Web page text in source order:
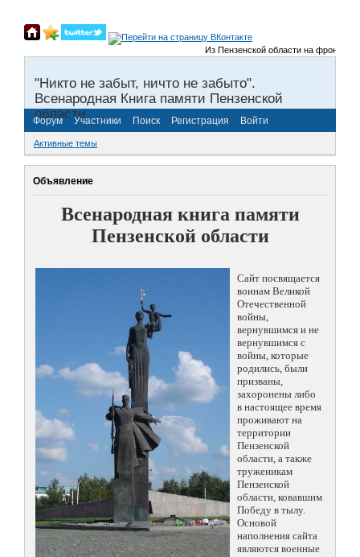
Из Пензенской области на фронты
"Никто не забыт, ничто не забыто".
Всенародная Книга памяти Пензенской
области.
Форум Участники Поиск Регистрация Войти
Активные темы
Объявление
Всенародная книга памяти
Пензенской области
Сайт посвящается
воинам Великой
Отечественной
войны,
вернувшимся и не
вернувшимся с
войны, которые
родились, были
призваны,
захоронены либо
в настоящее время
проживают на
территории
Пензенской
области, а также
труженикам
Пензенской
области, ковавшим
Победу в тылу.
Основой
наполнения сайта
являются военные